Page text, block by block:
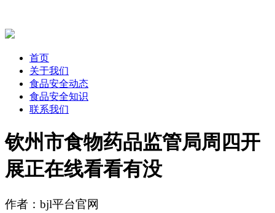
首页
关于我们
食品安全动态
食品安全知识
联系我们
钦州市食物药品监管局周四开
展正在线看看有没
作者：bjl平台官网